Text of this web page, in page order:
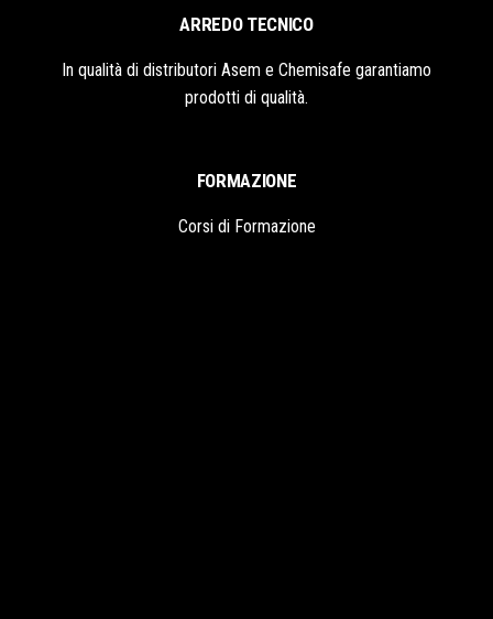
ARREDO TECNICO
In qualità di distributori Asem e Chemisafe garantiamo
prodotti di qualità.
FORMAZIONE
Corsi di Formazione